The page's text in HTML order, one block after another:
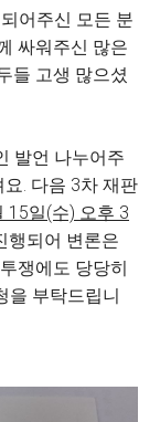
어주신 모든 분
싸워주신 많은
들 고생 많으셨
발언 나누어주
. 다음 3차 재판
15일(수) 오후 3
행되어 변론은
쟁에도 당당히
을 부탁드립니